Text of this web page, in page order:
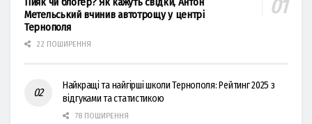
Метельський вчинив автотрощу у центрі
Тернополя
22 ПОШИРЕННЯ
Найкращі та найгірші школи Тернополя: Рейтинг 2025 з
відгуками та статистикою
78 ПОШИРЕННЯ